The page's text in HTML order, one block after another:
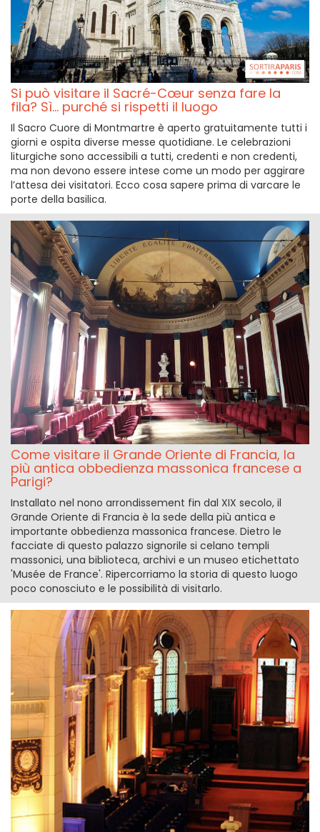
Si può visitare il Sacré-Cœur senza fare la
fila? Sì... purché si rispetti il luogo
Il Sacro Cuore di Montmartre è aperto gratuitamente tutti i
giorni e ospita diverse messe quotidiane. Le celebrazioni
liturgiche sono accessibili a tutti, credenti e non credenti,
ma non devono essere intese come un modo per aggirare
l’attesa dei visitatori. Ecco cosa sapere prima di varcare le
porte della basilica.
Come visitare il Grande Oriente di Francia, la
più antica obbedienza massonica francese a
Parigi?
Installato nel nono arrondissement fin dal XIX secolo, il
Grande Oriente di Francia è la sede della più antica e
importante obbedienza massonica francese. Dietro le
facciate di questo palazzo signorile si celano templi
massonici, una biblioteca, archivi e un museo etichettato
'Musée de France'. Ripercorriamo la storia di questo luogo
poco conosciuto e le possibilità di visitarlo.